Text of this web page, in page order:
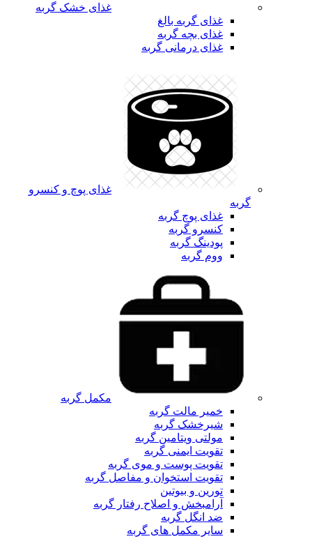
غذای خشک گربه
غذای گربه بالغ
غذای بچه گربه
غذای درمانی گربه
غذای پوچ و کنسرو
گربه
غذای پوچ گربه
کنسرو گربه
پودینگ گربه
ووم گربه
مکمل گربه
خمیر مالت گربه
شیرخشک گربه
مولتی ویتامین گربه
تقویت ایمنی گربه
تقویت پوست و موی گربه
تقویت استخوان و مفاصل گربه
تورین و بیوتین
آرامبخش و اصلاح رفتار گربه
ضد انگل گربه
سایر مکمل های گربه